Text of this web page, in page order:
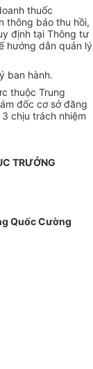
thuốc
thông báo thu hồi,
y định tại Thông tư
hướng dẫn quản lý
ban hành.
thuộc Trung
đốc cơ sở đăng
chịu trách nhiệm
TRƯỞNG
Quốc Cường